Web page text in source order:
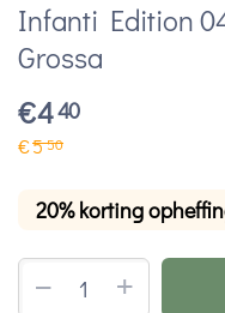
Infanti Edition
Grossa
€440
€550
20% korting
+
−